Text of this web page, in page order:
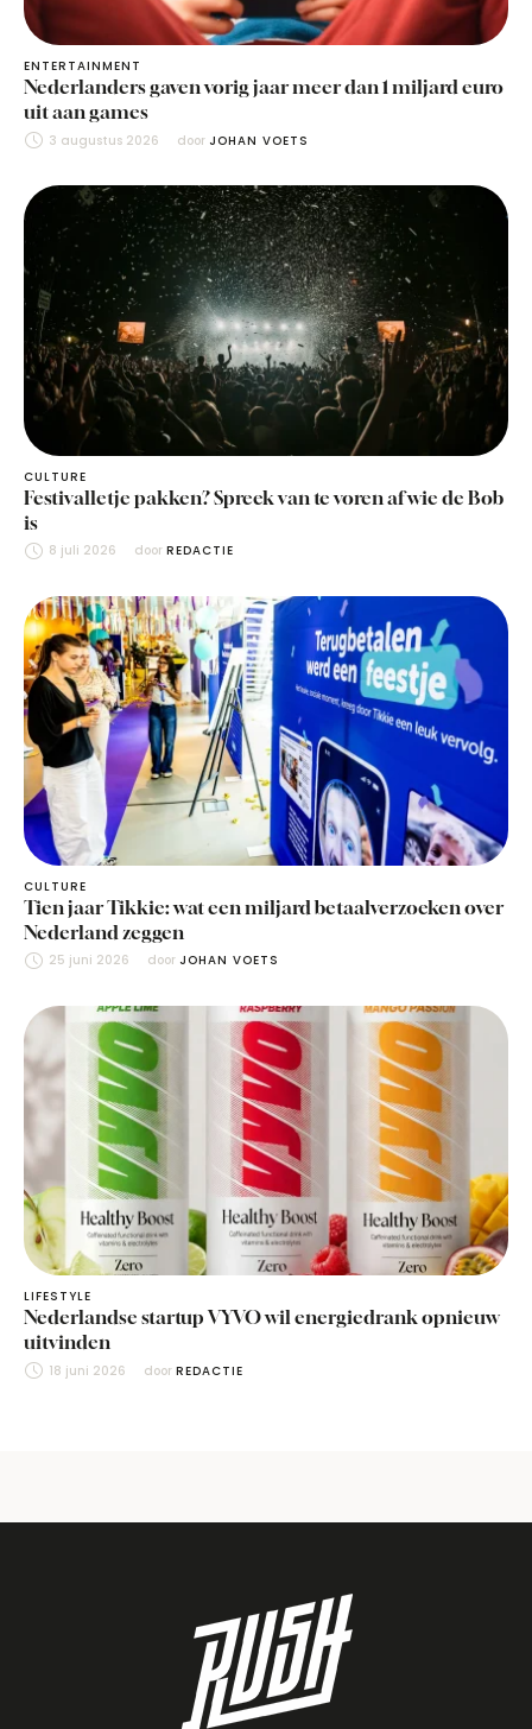
ENTERTAINMENT
Nederlanders gaven vorig jaar meer dan 1 miljard euro
uit aan games
3 augustus 2026 door JOHAN VOETS
CULTURE
Festivalletje pakken? Spreek van te voren af wie de Bob
is
8 juli 2026 door REDACTIE
CULTURE
Tien jaar Tikkie: wat een miljard betaalverzoeken over
Nederland zeggen
25 juni 2026 door JOHAN VOETS
LIFESTYLE
Nederlandse startup VYVO wil energiedrank opnieuw
uitvinden
18 juni 2026 door REDACTIE